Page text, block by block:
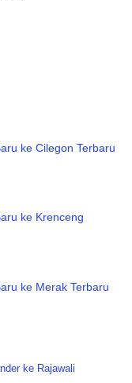
ke Cilegon Terbaru
ke Krenceng
ke Merak Terbaru
ke Rajawali